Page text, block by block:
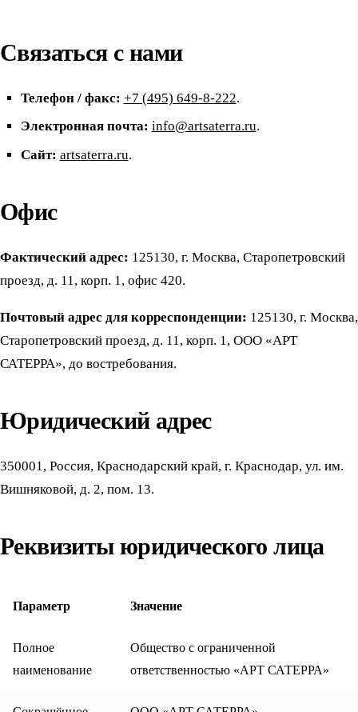
Связаться с нами
Телефон / факс: +7 (495) 649-8-222.
Электронная почта: info@artsaterra.ru.
Сайт: artsaterra.ru.
Офис
Фактический адрес: 125130, г. Москва, Старопетровский
проезд, д. 11, корп. 1, офис 420.
Почтовый адрес для корреспонденции: 125130, г. Москва,
Старопетровский проезд, д. 11, корп. 1, ООО «АРТ
САТЕРРА», до востребования.
Юридический адрес
350001, Россия, Краснодарский край, г. Краснодар, ул. им.
Вишняковой, д. 2, пом. 13.
Реквизиты юридического лица
Параметр Значение
Полное
наименование
Общество с ограниченной
ответственностью «АРТ САТЕРРА»